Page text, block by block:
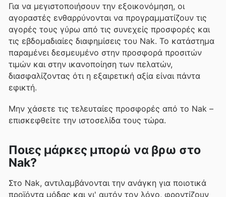
Για να μεγιστοποιήσουν την εξοικονόμηση, οι
αγοραστές ενθαρρύνονται να προγραμματίζουν τις
αγορές τους γύρω από τις συνεχείς προσφορές και
τις εβδομαδιαίες διαφημίσεις του Nak. Το κατάστημα
παραμένει δεσμευμένο στην προσφορά προσιτών
τιμών και στην ικανοποίηση των πελατών,
διασφαλίζοντας ότι η εξαιρετική αξία είναι πάντα
εφικτή.
Μην χάσετε τις τελευταίες προσφορές από το Nak –
επισκεφθείτε την ιστοσελίδα τους τώρα.
Ποιες μάρκες μπορώ να βρω στο
Nak?
Στο Nak, αντιλαμβάνονται την ανάγκη για ποιοτικά
προϊόντα μόδας και γι' αυτόν τον λόγο, φροντίζουν